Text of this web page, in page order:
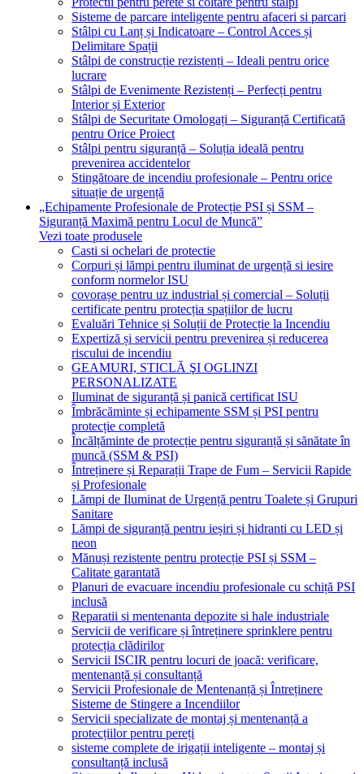
Sisteme de parcare inteligente pentru afaceri si parcari
Stâlpi cu Lanț și Indicatoare – Control Acces și
Delimitare Spații
Stâlpi de construcție rezistenți – Ideali pentru orice
lucrare
Stâlpi de Evenimente Rezistenți – Perfecți pentru
Interior și Exterior
Stâlpi de Securitate Omologați – Siguranță Certificată
pentru Orice Proiect
Stâlpi pentru siguranță – Soluția ideală pentru
prevenirea accidentelor
Stingătoare de incendiu profesionale – Pentru orice
situație de urgență
„Echipamente Profesionale de Protecție PSI și SSM –
Siguranță Maximă pentru Locul de Muncă”
Vezi toate produsele
Casti si ochelari de protectie
Corpuri și lămpi pentru iluminat de urgență si iesire
conform normelor ISU
covorașe pentru uz industrial și comercial – Soluții
certificate pentru protecția spațiilor de lucru
Evaluări Tehnice și Soluții de Protecție la Incendiu
Expertiză și servicii pentru prevenirea și reducerea
riscului de incendiu
GEAMURI, STICLĂ ŞI OGLINZI
PERSONALIZATE
Iluminat de siguranță și panică certificat ISU
Îmbrăcăminte și echipamente SSM și PSI pentru
protecție completă
Încălțăminte de protecție pentru siguranță și sănătate în
muncă (SSM & PSI)
Întreținere și Reparații Trape de Fum – Servicii Rapide
și Profesionale
Lămpi de Iluminat de Urgență pentru Toalete și Grupuri
Sanitare
Lămpi de siguranță pentru ieșiri și hidranti cu LED și
neon
Mănuși rezistente pentru protecție PSI și SSM –
Calitate garantată
Planuri de evacuare incendiu profesionale cu schiță PSI
inclusă
Reparatii si mentenanta depozite si hale industriale
Servicii de verificare și întreținere sprinklere pentru
protecția clădirilor
Servicii ISCIR pentru locuri de joacă: verificare,
mentenanță și consultanță
Servicii Profesionale de Mentenanță și Întreținere
Sisteme de Stingere a Incendiilor
Servicii specializate de montaj și mentenanță a
protecțiilor pentru pereți
sisteme complete de irigații inteligente – montaj și
consultanță inclusă